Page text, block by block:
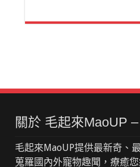
關於 毛起來MaoUP
毛起來MaoUP提供最新奇、
蒐羅國內外寵物趣聞，療癒